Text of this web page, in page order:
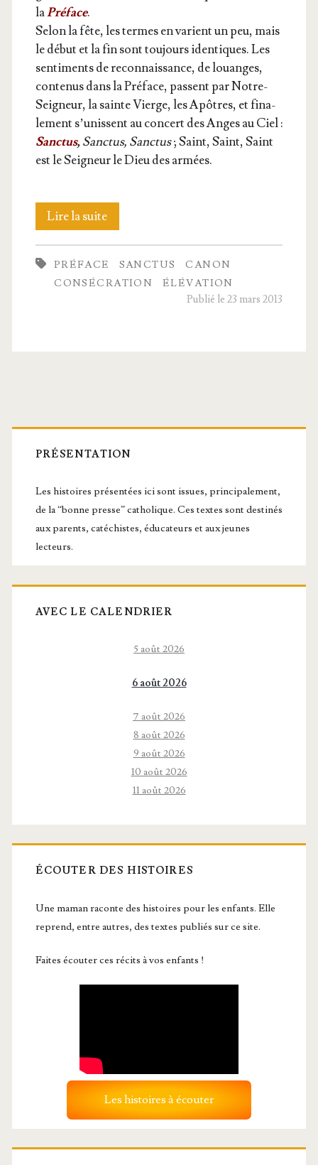
laPré­face.
Selon la fête, les termes en varient un peu, mais
le début et la fin sont tou­jours iden­tiques. Les
sen­ti­ments de recon­nais­sance, de louanges,
conte­nus dans la Pré­face, passent par Notre-
Sei­gneur, la sainte Vierge, les Apôtres, et fina­
le­ment s’unissent au concert des Anges au Ciel :
Sanc­tus,Sanc­tus, Sanc­tus; Saint, Saint, Saint
est le Sei­gneur le Dieu des armées.
Lire la suiteLa
Pré­
face
PRÉFACE SANCTUS
CANON
CONSÉCRATION
ÉLÉVATION
Publié le 23 mars 2013
Barre
latérale
principale
PRÉSENTATION
Les histoires présentées ici sont issues, principalement,
de la “bonne presse” catholique. Ces textes sont destinés
aux parents, catéchistes, éducateurs et aux jeunes
lecteurs.
AVEC LE CALENDRIER
5 août 2026
6 août 2026
7 août 2026
8 août 2026
9 août 2026
10 août 2026
11 août 2026
ÉCOUTER DES HISTOIRES
Une maman raconte des histoires pour les enfants. Elle
reprend, entre autres, des textes publiés sur ce site.
Faites écouter ces récits à vos enfants !
Les histoires à écouter